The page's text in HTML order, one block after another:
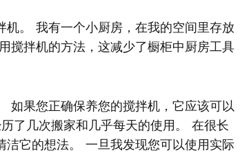
。 我有一个小厨房，在我的空间里存放
搅拌机的方法，这减少了橱柜中厨房工具
如果您正确保养您的搅拌机，它应该可以
了几次搬家和几乎每天的使用。 在很长
它的想法。 一旦我发现您可以使用实际